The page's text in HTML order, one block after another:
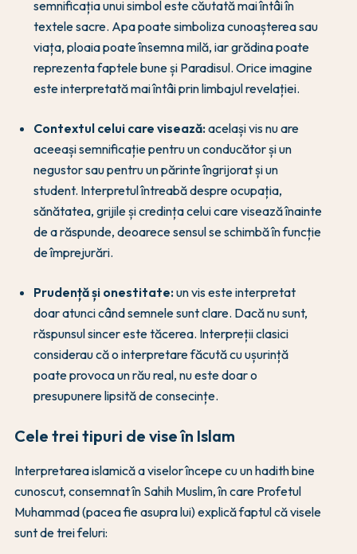
semnificația unui simbol este căutată mai întâi în
textele sacre. Apa poate simboliza cunoașterea sau
viața, ploaia poate însemna milă, iar grădina poate
reprezenta faptele bune și Paradisul. Orice imagine
este interpretată mai întâi prin limbajul revelației.
Contextul celui care visează:același vis nu are
aceeași semnificație pentru un conducător și un
negustor sau pentru un părinte îngrijorat și un
student. Interpretul întreabă despre ocupația,
sănătatea, grijile și credința celui care visează înainte
de a răspunde, deoarece sensul se schimbă în funcție
de împrejurări.
Prudență și onestitate:un vis este interpretat
doar atunci când semnele sunt clare. Dacă nu sunt,
răspunsul sincer este tăcerea. Interpreții clasici
considerau că o interpretare făcută cu ușurință
poate provoca un rău real, nu este doar o
presupunere lipsită de consecințe.
Cele trei tipuri de vise în Islam
Interpretarea islamică a viselor începe cu un hadith bine
cunoscut, consemnat în Sahih Muslim, în care Profetul
Muhammad (pacea fie asupra lui) explică faptul că visele
sunt de trei feluri: